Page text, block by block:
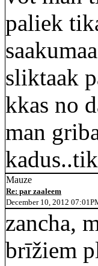
paliek
sliktaak
kkas no
man
Mauze
Re: par zaaleem
December 10, 2012
zancha,
brīžiem